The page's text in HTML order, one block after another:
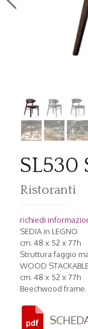
SL530
Ristoranti
richiedi
SEDIA in LEGNO
cm. 48 x 52 x 77h
Struttura faggio
WOOD
cm. 48 x 52 x 77h
Beechwood